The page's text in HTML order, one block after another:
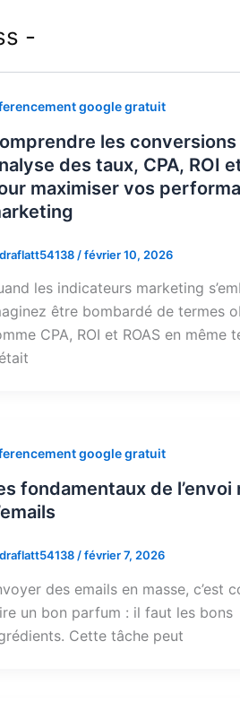
-
google gratuit
les conversions
des taux, CPA, ROI
maximiser vos
/février 10, 2026
les indicateurs marketing
être bombardé de termes
CPA, ROI et ROAS en même
google gratuit
fondamentaux de l’envoi
/février 7, 2026
des emails en masse, c’est
un bon parfum : il faut les bons
Cette tâche peut